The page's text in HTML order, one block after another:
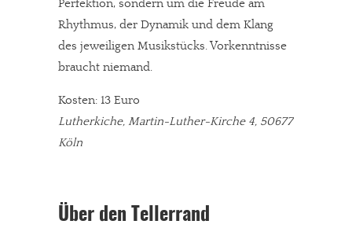
Perfektion, sondern um die Freude am
Rhythmus, der Dynamik und dem Klang
des jeweiligen Musikstücks. Vorkenntnisse
braucht niemand.
Kosten: 13 Euro
Lutherkiche, Martin-Luther-Kirche 4, 50677
Köln
Über den Tellerrand